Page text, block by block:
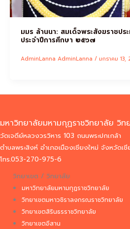
มมร ล้านนา: สมเด็จพระสังฆราชป
ประจำปีการศึกษา ๒๕๖๗
AdminLanna AdminLanna / มกราคม 13,
มหาวิทยาลัยมหามกุฏราชวิทยาลัย วิท
วัดเจดีย์หลวงวรวิหาร 103 ถนนพระปกเกล้า
ตำบลพระสิงห์ อำเภอเมืองเชียงใหม่ จังหวัดเ
โทร.053-270-975-6
วิทยาเขต / วิทยาลัย
มหาวิทยาลัยมหามกุฏราชวิทยาลัย
วิทยาเขตมหาวชิราลงกรณราชวิทยาลัย
วิทยาเขตสิรินธรราชวิทยาลัย
วิทยาเขตอีสาน